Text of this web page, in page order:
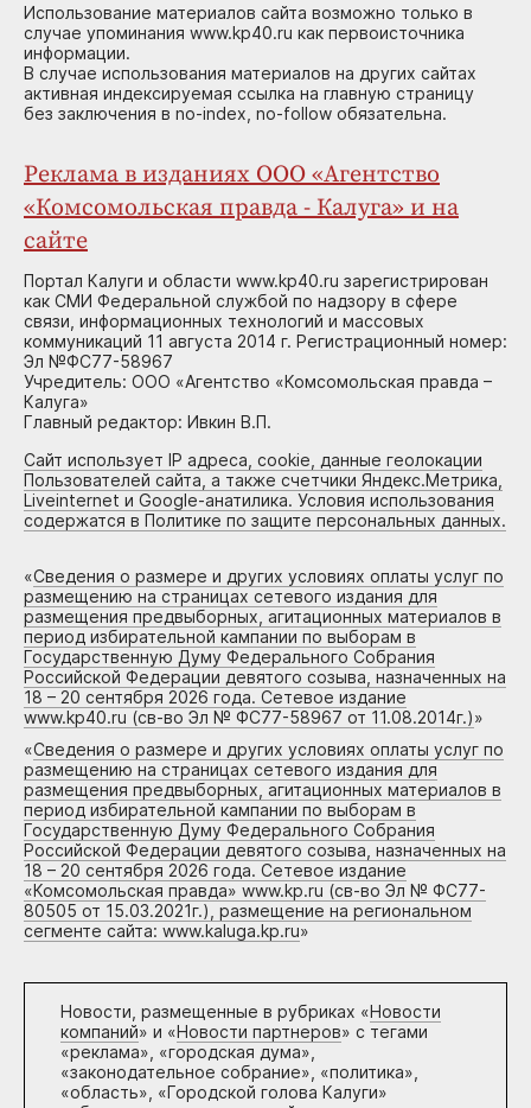
Использование материалов сайта возможно только в
случае упоминания www.kp40.ru как первоисточника
информации.
В случае использования материалов на других сайтах
активная индексируемая ссылка на главную страницу
без заключения в no-index, no-follow обязательна.
Реклама в изданиях ООО «Агентство
«Комсомольская правда - Калуга» и на
сайте
Портал Калуги и области www.kp40.ru зарегистрирован
как СМИ Федеральной службой по надзору в сфере
связи, информационных технологий и массовых
коммуникаций 11 августа 2014 г. Регистрационный номер:
Эл №ФС77-58967
Учредитель: ООО «Агентство «Комсомольская правда –
Калуга»
Главный редактор: Ивкин В.П.
Сайт использует IP адреса, cookie, данные геолокации
Пользователей сайта, а также счетчики Яндекс.Метрика,
Liveinternet и Google-анатилика. Условия использования
содержатся в Политике по защите персональных данных.
«Сведения о размере и других условиях оплаты услуг по
размещению на страницах сетевого издания для
размещения предвыборных, агитационных материалов в
период избирательной кампании по выборам в
Государственную Думу Федерального Собрания
Российской Федерации девятого созыва, назначенных на
18 – 20 сентября 2026 года. Сетевое издание
www.kp40.ru (св-во Эл № ФС77-58967 от 11.08.2014г.)»
«Сведения о размере и других условиях оплаты услуг по
размещению на страницах сетевого издания для
размещения предвыборных, агитационных материалов в
период избирательной кампании по выборам в
Государственную Думу Федерального Собрания
Российской Федерации девятого созыва, назначенных на
18 – 20 сентября 2026 года. Сетевое издание
«Комсомольская правда» www.kp.ru (св-во Эл № ФС77-
80505 от 15.03.2021г.), размещение на региональном
сегменте сайта: www.kaluga.kp.ru»
Новости, размещенные в рубриках «Новости
компаний» и «Новости партнеров» с тегами
«реклама», «городская дума»,
«законодательное собрание», «политика»,
«область», «Городской голова Калуги»